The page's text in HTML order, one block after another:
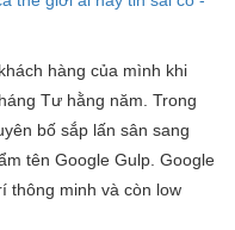
hàng của mình khi
Tư hằng năm. Trong
bố sắp lấn sân sang
tên Google Gulp. Google
thông minh và còn low